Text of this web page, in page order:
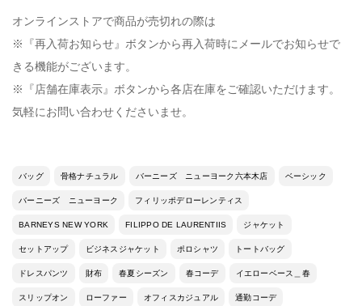
オンラインストアで商品が売切れの際は
※『再入荷お知らせ』ボタンから再入荷時にメールでお知らせで
きる機能がございます。
※『店舗在庫表示』ボタンから各店在庫をご確認いただけます。
気軽にお問い合わせくださいませ。
バッグ 骨格ナチュラル バーニーズ ニューヨーク六本木店 ベーシック
バーニーズ ニューヨーク フィリッポデローレンティス
BARNEYS NEW YORK FILIPPO DE LAURENTIIS ジャケット
セットアップ ビジネスジャケット ポロシャツ トートバッグ
ドレスパンツ 財布 春夏シーズン 春コーデ イエローベース＿春
スリップオン ローファー オフィスカジュアル 通勤コーデ